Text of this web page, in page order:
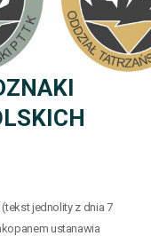
jednolity z dnia 7
ustanawia